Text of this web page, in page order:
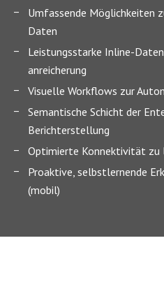
Umfassende Möglichkeiten
Daten
Leistungsstarke Inline-
anreicherung
Visuelle Workflows zur
Semantische Schicht der
Berichterstellung
Optimierte Konnektivität zu
Proaktive, selbstlernende
(mobil)